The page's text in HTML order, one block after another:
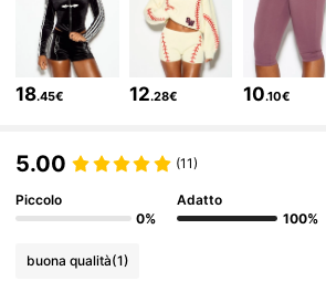
868K Follower
868K Follower
18.45€ 12.28€ 10.10€
5.00 (11)
Piccolo
0%
Adatto
100%
buona qualità(1)